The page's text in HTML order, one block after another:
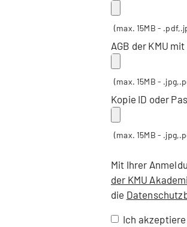
(max. 15MB -
AGB der KMU
(max. 15MB -
Kopie ID oder
(max. 15MB -
Mit Ihrer
der KMU
die
Ich